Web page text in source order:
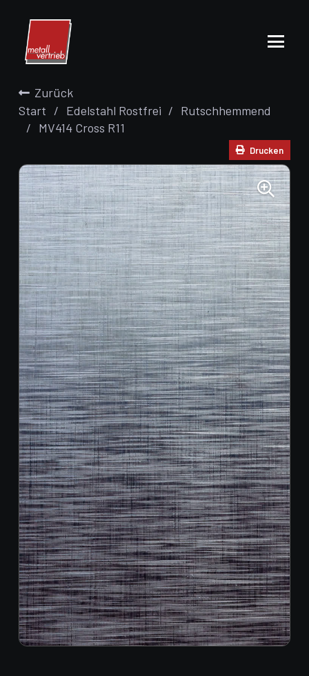
Zurück
Start / Edelstahl Rostfrei / Rutschhemmend
/ MV414 Cross R11
Drucken